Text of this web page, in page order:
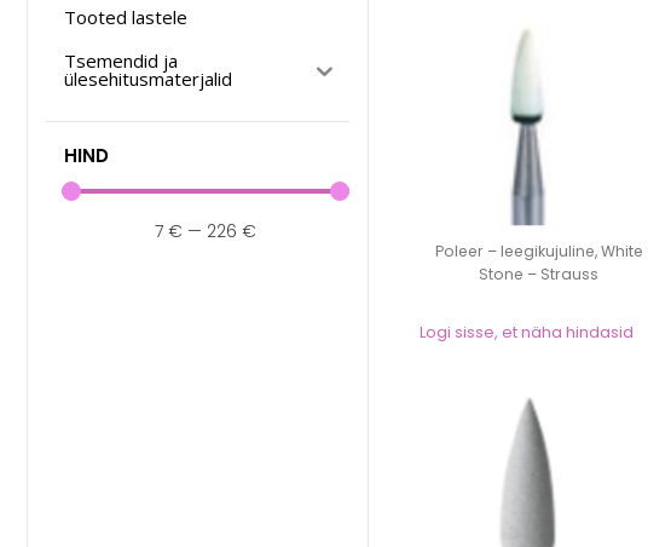
Tooted lastele
Tsemendid ja
ülesehitusmaterjalid
HIND
7€ — 226 €
Poleer – leegikujuline, White
Stone – Strauss
Logi sisse, et näha hindasid